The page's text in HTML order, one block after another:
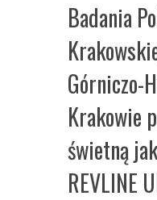
Badania
Górniczo-
Krakowie
świetną
REVLINE